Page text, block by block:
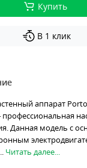
Купить
В 1 клик
аппарат
профессиональная
Данная модель с
Читать далее...